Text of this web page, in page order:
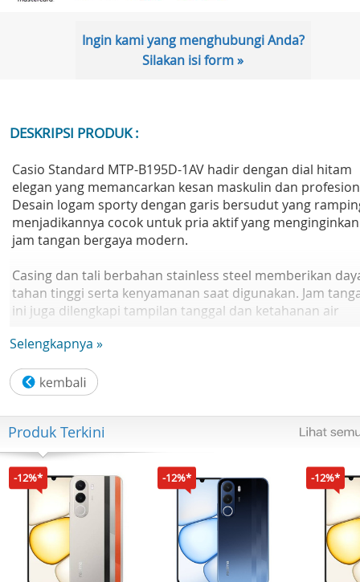
Ingin kami yang menghubungi Anda?
Silakan isi form »
DESKRIPSI PRODUK :
Casio Standard MTP-B195D-1AV hadir dengan dial hitam
elegan yang memancarkan kesan maskulin dan
Desain logam sporty dengan garis bersudut yang
menjadikannya cocok untuk pria aktif yang menginginkan
jam tangan bergaya modern.
Casing dan tali berbahan stainless steel memberikan
tahan tinggi serta kenyamanan saat digunakan. Jam
ini juga dilengkapi tampilan tanggal dan ketahanan air
dan baterai tahan hingga 3 tahun, Casio MTP-B195D-1AV
adalah pilihan tepat untuk menunjang penampilan kerja
maupun kasual.
Spesifikasi:
Merek: Casio
Seri: Standard MTP-B195
Model: MTP-B195D-1AV
Selengkapnya »
Produk Terkini
-12%* -12%* -12%*